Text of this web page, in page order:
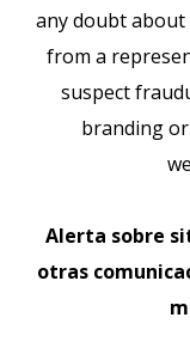
any doubt
from a
suspect
branding
Alerta sobre
otras